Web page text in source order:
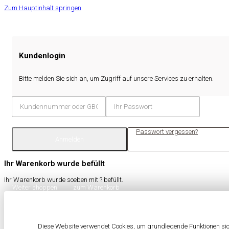
Zum Hauptinhalt springen
Kundenlogin
Bitte melden Sie sich an, um Zugriff auf unsere Services zu erhalten.
Passwort vergessen?
Ihr Warenkorb wurde befüllt
Ihr Warenkorb wurde soeben mit ? befüllt.
Weiter shoppen
zum Warenkorb
Diese Website verwendet Cookies, um grundlegende Funktionen